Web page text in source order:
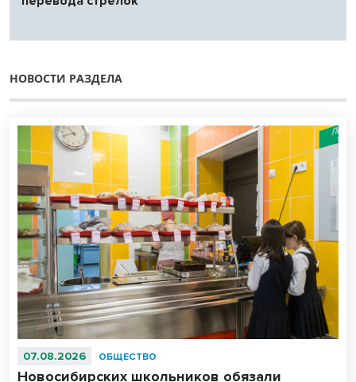
НОВОСТИ РАЗДЕЛА
07.08.2026 ОБЩЕСТВО
Новосибирских школьников обязали